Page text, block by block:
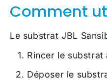
Comment
Le substrat JBL
Rincer le
Déposer le